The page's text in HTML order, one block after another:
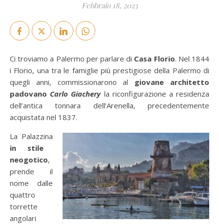
Febbraio 18, 2023
Ci troviamo a Palermo per parlare di Casa Florio. Nel 1844
i Florio, una tra le famiglie più prestigiose della Palermo di
quegli anni, commissionarono al giovane architetto
padovano Carlo Giacheryla riconfigurazione a residenza
dell’antica tonnara dell’Arenella, precedentemente
acquistata nel 1837.
La Palazzina
in stile
neogotico,
prende il
nome dalle
quattro
torrette
angolari